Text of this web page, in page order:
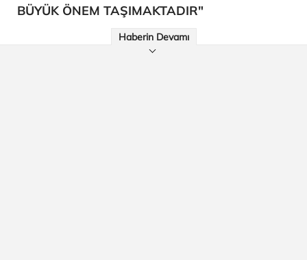
BÜYÜK ÖNEM TAŞIMAKTADIR"
Haberin Devamı